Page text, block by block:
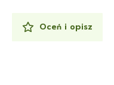
Oceń i opisz